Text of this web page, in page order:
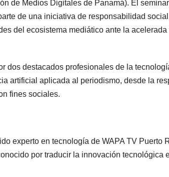
de Medios Digitales de Panamá). El
de una iniciativa de responsabilidad
del ecosistema mediático ante la
dos destacados profesionales de la
artificial aplicada al periodismo, desde la
fines sociales.
experto en tecnología de WAPA TV Puerto
por traducir la innovación